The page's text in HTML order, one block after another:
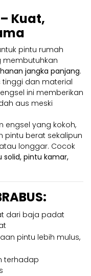
Kuat,
pintu rumah
membutuhkan
jangka panjang.
dan material
ini memberikan
aus meski
engsel yang kokoh,
pintu berat sekalipun
longgar. Cocok
solid, pintu kamar,
dari baja padat
pintu lebih mulus,
terhadap